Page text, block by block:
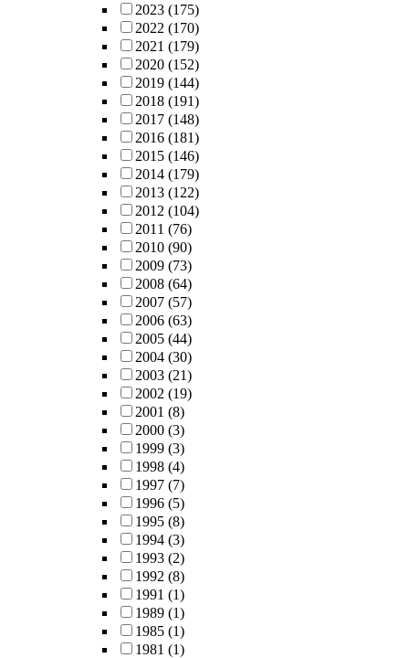
2023 (175)
2022 (170)
2021 (179)
2020 (152)
2019 (144)
2018 (191)
2017 (148)
2016 (181)
2015 (146)
2014 (179)
2013 (122)
2012 (104)
2011 (76)
2010 (90)
2009 (73)
2008 (64)
2007 (57)
2006 (63)
2005 (44)
2004 (30)
2003 (21)
2002 (19)
2001 (8)
2000 (3)
1999 (3)
1998 (4)
1997 (7)
1996 (5)
1995 (8)
1994 (3)
1993 (2)
1992 (8)
1991 (1)
1989 (1)
1985 (1)
1981 (1)